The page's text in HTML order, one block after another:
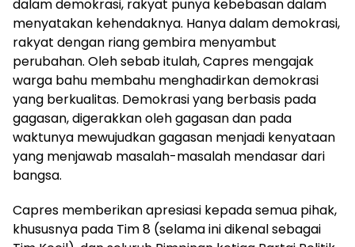
dalam demokrasi, rakyat punya kebebasan dalam
menyatakan kehendaknya. Hanya dalam demokrasi,
rakyat dengan riang gembira menyambut
perubahan. Oleh sebab itulah, Capres mengajak
warga bahu membahu menghadirkan demokrasi
yang berkualitas. Demokrasi yang berbasis pada
gagasan, digerakkan oleh gagasan dan pada
waktunya mewujudkan gagasan menjadi kenyataan
yang menjawab masalah-masalah mendasar dari
bangsa.
Capres memberikan apresiasi kepada semua pihak,
khususnya pada Tim 8 (selama ini dikenal sebagai